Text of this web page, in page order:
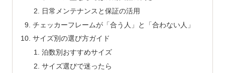
日常メンテナンスと保証の活用
チェッカーフレームが「合う人」と「合わない人」
サイズ別の選び方ガイド
泊数別おすすめサイズ
サイズ選びで迷ったら